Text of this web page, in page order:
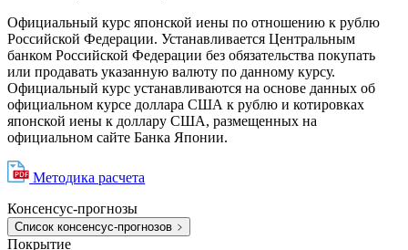
Официальный курс японской иены по отношению к рублю
Российской Федерации. Устанавливается Центральным
банком Российской Федерации без обязательства покупать
или продавать указанную валюту по данному курсу.
Официальный курс устанавливаются на основе данных об
официальном курсе доллара США к рублю и котировках
японской иены к доллару США, размещенных на
официальном сайте Банка Японии.
Методика расчета
Консенсус-прогнозы
Список консенсус-прогнозов
Покрытие